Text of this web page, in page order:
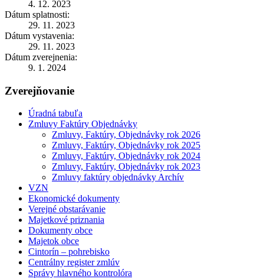
4. 12. 2023
Dátum splatnosti:
29. 11. 2023
Dátum vystavenia:
29. 11. 2023
Dátum zverejnenia:
9. 1. 2024
Zverejňovanie
Úradná tabuľa
Zmluvy Faktúry Objednávky
Zmluvy, Faktúry, Objednávky rok 2026
Zmluvy, Faktúry, Objednávky rok 2025
Zmluvy, Faktúry, Objednávky rok 2024
Zmluvy, Faktúry, Objednávky rok 2023
Zmluvy faktúry objednávky Archív
VZN
Ekonomické dokumenty
Verejné obstarávanie
Majetkové priznania
Dokumenty obce
Majetok obce
Cintorín – pohrebisko
Centrálny register zmlúv
Správy hlavného kontrolóra